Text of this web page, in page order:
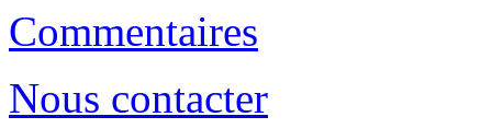
Commentaires
Nous contacter